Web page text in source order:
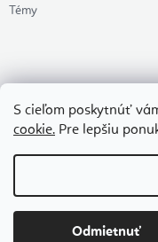
S cieľom poskytnúť
cookie. Pre lepšiu
Odmietnuť
Témy
Copyright 2026Flexity.